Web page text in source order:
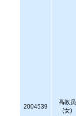
2004539
高教员
(女)